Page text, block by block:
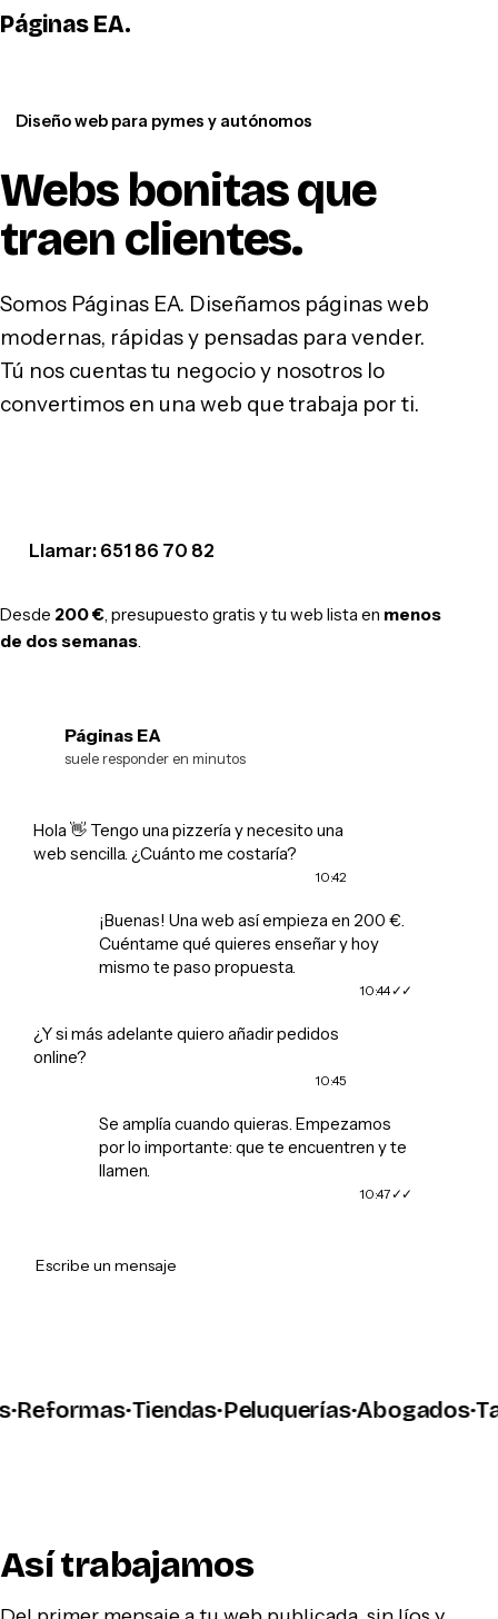
Páginas EA.
Diseño web para pymes y autónomos
Webs bonitas que
traen clientes.
Somos Páginas EA. Diseñamos páginas web
modernas, rápidas y pensadas para vender.
Tú nos cuentas tu negocio y nosotros lo
convertimos en una web que trabaja por ti.
Llamar: 651 86 70 82
Desde 200 €, presupuesto gratis y tu web lista en menos
de dos semanas.
Páginas EA
suele responder en minutos
Hola 👋 Tengo una pizzería y necesito una
web sencilla. ¿Cuánto me costaría?
10:42
¡Buenas! Una web así empieza en 200 €.
Cuéntame qué quieres enseñar y hoy
mismo te paso propuesta.
10:44
¿Y si más adelante quiero añadir pedidos
online?
10:45
Se amplía cuando quieras. Empezamos
por lo importante: que te encuentren y te
llamen.
10:47
Escribe un mensaje
·Tiendas·Peluquerías·Abogados·
Así trabajamos